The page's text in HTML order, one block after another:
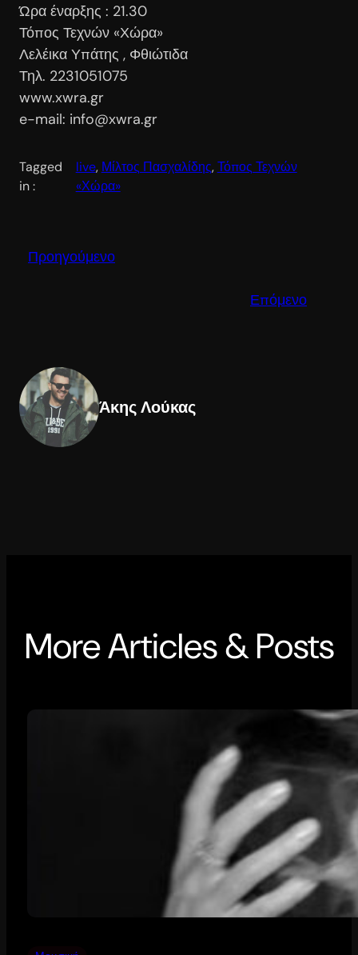
Ώρα έναρξης : 21.30
Τόπος Τεχνών «Χώρα»
Λελέικα Υπάτης , Φθιώτιδα
Τηλ. 2231051075
www.xwra.gr
e-mail: info@xwra.gr
Tagged
in :
live, Μίλτος Πασχαλίδης, Τόπος Τεχνών
«Χώρα»
Προηγούμενο
Επόμενο
Άκης Λούκας
More Articles & Posts